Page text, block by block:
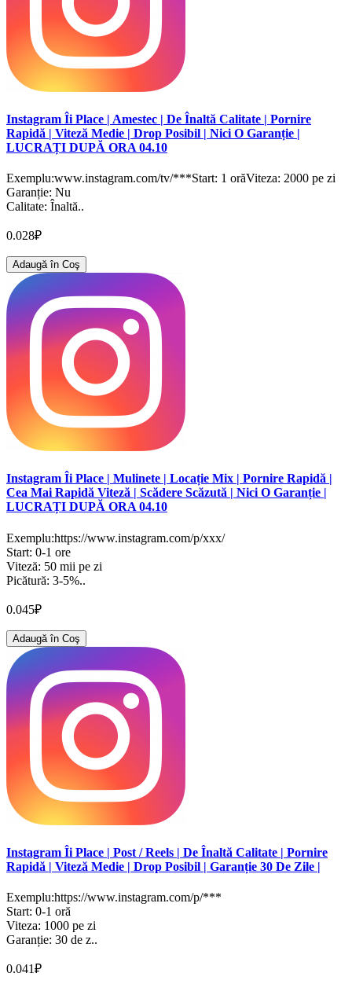
Instagram Îi Place | Amestec | De Înaltă Calitate | Pornire
Rapidă | Viteză Medie | Drop Posibil | Nici O Garanție |
LUCRAȚI DUPĂ ORA 04.10
Exemplu:www.instagram.com/tv/***Start: 1 orăViteza: 2000 pe zi
Garanție: Nu
Calitate: Înaltă..
0.028₽
Adaugă în Coş
Instagram Îi Place | Mulinete | Locație Mix | Pornire Rapidă |
Cea Mai Rapidă Viteză | Scădere Scăzută | Nici O Garanție |
LUCRAȚI DUPĂ ORA 04.10
Exemplu:https://www.instagram.com/p/xxx/
Start: 0-1 ore
Viteză: 50 mii pe zi
Picătură: 3-5%..
0.045₽
Adaugă în Coş
Instagram Îi Place | Post / Reels | De Înaltă Calitate | Pornire
Rapidă | Viteză Medie | Drop Posibil | Garanție 30 De Zile |
Exemplu:https://www.instagram.com/p/***
Start: 0-1 oră
Viteza: 1000 pe zi
Garanție: 30 de z..
0.041₽